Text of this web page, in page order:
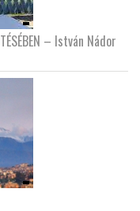
– István Nádor